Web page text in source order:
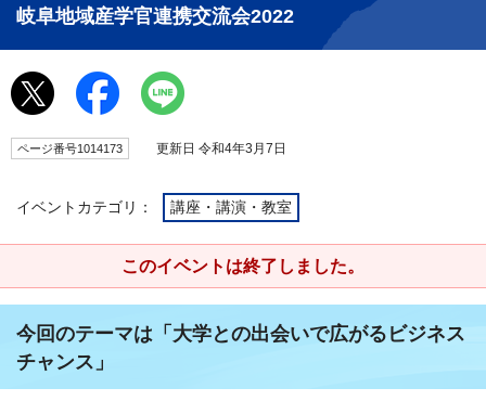
岐阜地域産学官連携交流会2022
ページ番号1014173 更新日 令和4年3月7日
イベントカテゴリ： 講座・講演・教室
このイベントは終了しました。
今回のテーマは「大学との出会いで広がるビジネス
チャンス」